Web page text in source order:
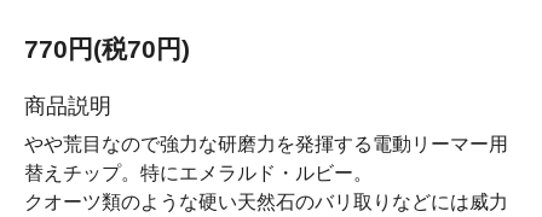
770円(税70円)
商品説明
やや荒目なので強力な研磨力を発揮する電動リーマー用
替えチップ。特にエメラルド・ルビー。
クオーツ類のような硬い天然石のバリ取りなどには威力